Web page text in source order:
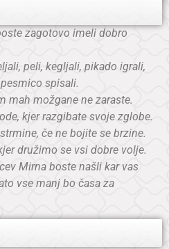
zagotovo imeli dobro
peli, kegljali, pikado igrali,
spisali.
mah možgane ne zaraste.
kjer razgibate svoje zglobe.
če ne bojite se brzine.
družimo se vsi dobre volje.
Mirna boste našli kar vas
vse manj bo časa za